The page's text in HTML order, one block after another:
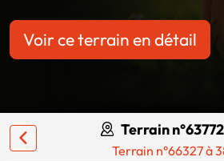
Voir ce terrain en détail
Terrain
Terrain n°66327 à